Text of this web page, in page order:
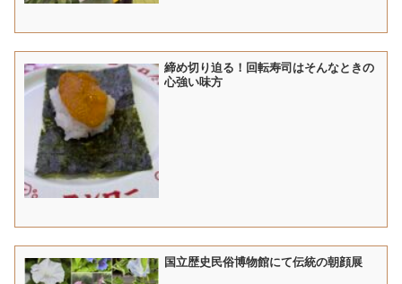
締め切り迫る！回転寿司はそんなときの
心強い味方
国立歴史民俗博物館にて伝統の朝顔展